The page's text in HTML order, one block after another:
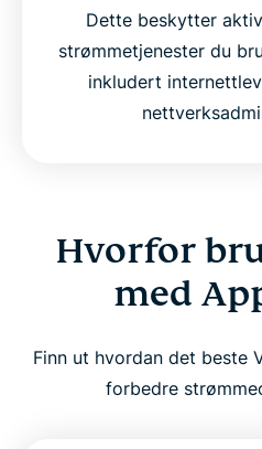
Dette beskytter
strømmetjenester du
inkludert
Hvorfor
med
Finn ut hvordan det beste
forbedre